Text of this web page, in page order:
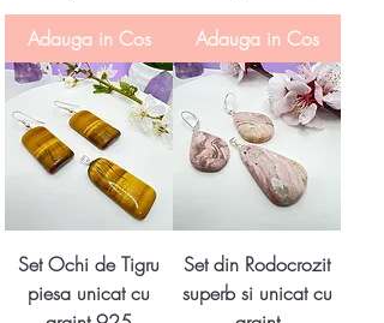
Adauga in Cos
Adauga in Cos
Set Ochi de Tigru
piesa unicat cu
Set din Rodocrozit
superb si unicat cu